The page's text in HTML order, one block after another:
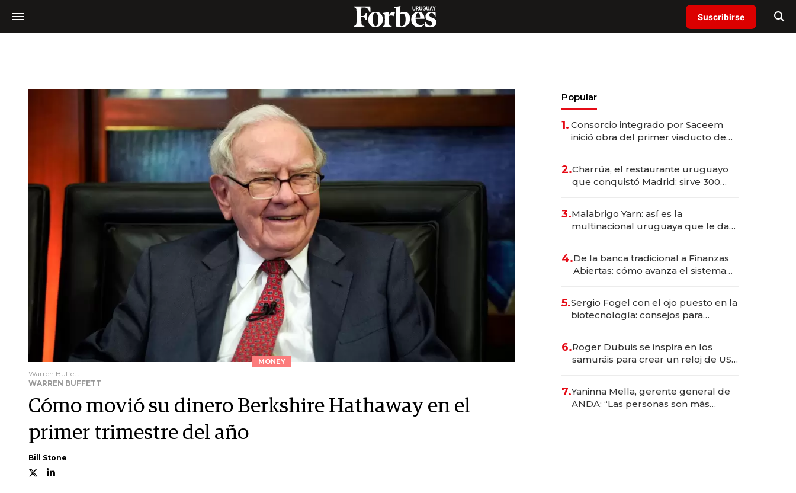
Suscribirse
MONEY
Warren Buffett
WARREN BUFFETT
Cómo movió su dinero Berkshire Hathaway en el
primer trimestre del año
Bill Stone
Popular
1. Consorcio integrado por Saceem
inició obra del primer viaducto de
millones
2.Charrúa, el restaurante uruguayo
que conquistó Madrid: sirve 300
prepara apertura
3.Malabrigo Yarn: así es la
multinacional uruguaya que le da
4.De la banca tradicional a Finanzas
Abiertas: cómo avanza el sistema
5.Sergio Fogel con el ojo puesto en la
biotecnología: consejos para
6.Roger Dubuis se inspira en los
samuráis para crear un reloj de US$
7.Yaninna Mella, gerente general de
ANDA: “Las personas son más